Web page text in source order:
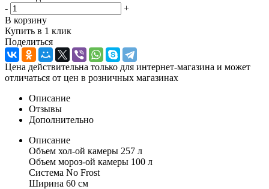
-
+
В корзину
Купить в 1 клик
Поделиться
Цена действительна только для интернет-магазина и может
отличаться от цен в розничных магазинах
Описание
Отзывы
Дополнительно
Описание
Объем хол-ой камеры 257 л
Объем мороз-ой камеры 100 л
Система No Frost
Ширина 60 см